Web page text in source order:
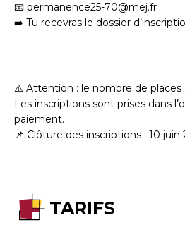
📧 permanence25-70@mej.fr
➡️ Tu recevras le dossier
⚠️ Attention : le nombre de places
Les inscriptions sont prises dans
paiement.
📌 Clôture des inscriptions : 10 juin
TARIFS